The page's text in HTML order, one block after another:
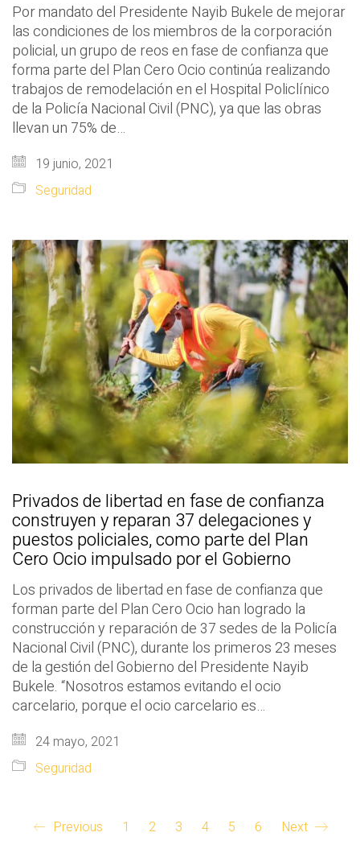
Por mandato del Presidente Nayib Bukele de mejorar
las condiciones de los miembros de la corporación
policial, un grupo de reos en fase de confianza que
forma parte del Plan Cero Ocio continúa realizando
trabajos de remodelación en el Hospital Policlínico
de la Policía Nacional Civil (PNC), ya que las obras
llevan un 75% de…
19 junio, 2021
Seguridad
Privados de libertad en fase de confianza
construyen y reparan 37 delegaciones y
puestos policiales, como parte del Plan
Cero Ocio impulsado por el Gobierno
Los privados de libertad en fase de confianza que
forman parte del Plan Cero Ocio han logrado la
construcción y reparación de 37 sedes de la Policía
Nacional Civil (PNC), durante los primeros 23 meses
de la gestión del Gobierno del Presidente Nayib
Bukele. “Nosotros estamos evitando el ocio
carcelario, porque el ocio carcelario es…
24 mayo, 2021
Seguridad
Previous 1 2 3 4 5 6 Next